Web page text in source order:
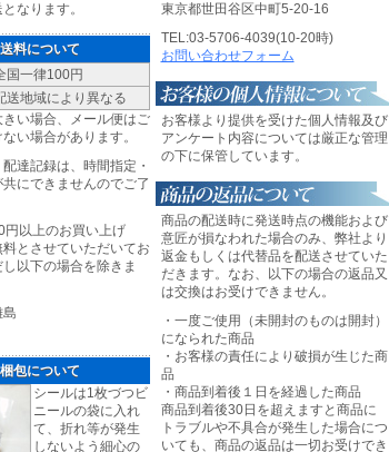
なります。
料について
国一律100円
送地域により異なる
い場合、メール便はご
い場合があります。
達記録は、時間指定・
にできませんのでご了
以上のお買い上げ
とさせていただいてお
以下の場合を除きま
島
包について
シールは1枚づつビ
ニールの袋に入れ
て、折れ等が発生
しないよう細心の
東京都世田谷区中町5-20-16
TEL:03-5706-4039(10-20時)
お問い合わせフォーム
お客様より提供を受けた個人情報及び
アンケート内容については厳正な管理
の下に保管しています。
商品の配送時に発送時点の機能および
意匠が損なわれた場合のみ、弊社より
返金もしくは代替品を配送させていた
だきます。なお、以下の場合の返品又
は交換はお受けできません。
・一度ご使用（未開封のものは開封）
になられた商品
・お客様の責任により破損が生じた商
品
・商品到着後１日を経過した商品
商品到着後30日を超えますと商品に
トラブルや不具合が発生した場合につ
いても、商品の返品は一切お受けでき